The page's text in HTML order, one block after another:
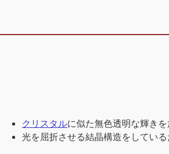
クリスタルに似た無色透明な輝き
光を屈折させる結晶構造をしてい